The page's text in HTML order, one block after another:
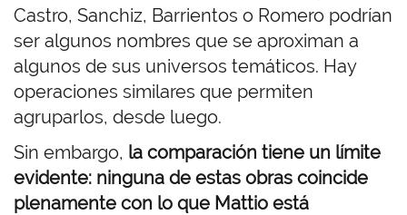
Castro, Sanchiz, Barrientos o Romero podrían
ser algunos nombres que se aproximan a
algunos de sus universos temáticos. Hay
operaciones similares que permiten
agruparlos, desde luego.
Sin embargo, la comparación tiene un límite
evidente: ninguna de estas obras coincide
plenamente con lo que Mattio está